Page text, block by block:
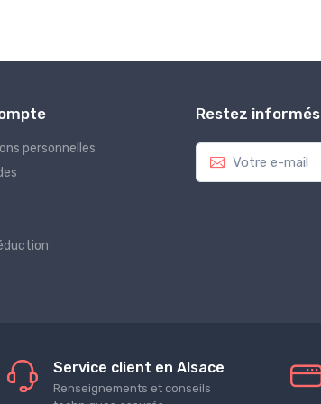
personnelles
Restez informés
Service client en Alsace
Renseignements et conseils